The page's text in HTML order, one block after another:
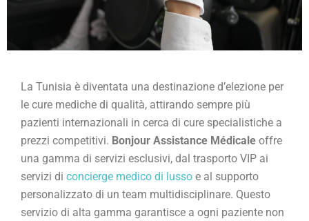
La Tunisia è diventata una destinazione d’elezione per
le cure mediche di qualità, attirando sempre più
pazienti internazionali in cerca di cure specialistiche a
prezzi competitivi. Bonjour Assistance Médicale offre
una gamma di servizi esclusivi, dal trasporto VIP ai
servizi di concierge medico di lusso e al supporto
personalizzato di un team multidisciplinare. Questo
servizio di alta gamma garantisce a ogni paziente non